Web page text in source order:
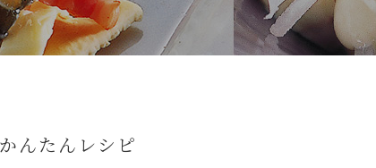
かんたんレシピ